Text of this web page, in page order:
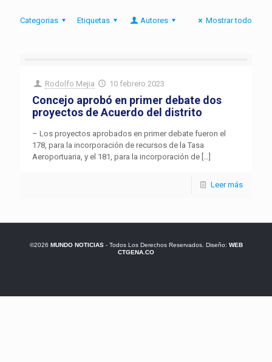
Categorias Etiquetas Autores Mostrar todo
Rodolfo Mejia 10 febrero 2023
Concejo aprobó en primer debate dos
proyectos de Acuerdo del distrito
– Los proyectos aprobados en primer debate fueron el
178, para la incorporación de recursos de la Tasa
Aeroportuaria, y el 181, para la incorporación de […]
Leer más
©2026 MUNDO NOTICIAS- Todos Los Derechos Reservados. Diseño: WEB
CTGENA.CO